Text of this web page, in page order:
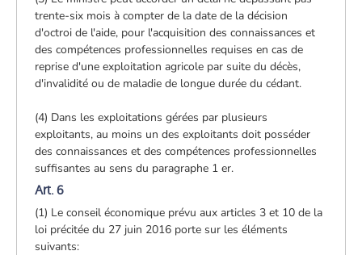
trente-six mois à compter de la date de la décision
d'octroi de l'aide, pour l'acquisition des connaissances et
des compétences professionnelles requises en cas de
reprise d'une exploitation agricole par suite du décès,
d'invalidité ou de maladie de longue durée du cédant.
(4) Dans les exploitations gérées par plusieurs
exploitants, au moins un des exploitants doit posséder
des connaissances et des compétences professionnelles
suffisantes au sens du paragraphe 1 er.
Art. 6
(1) Le conseil économique prévu aux articles 3 et 10 de la
loi précitée du 27 juin 2016 porte sur les éléments
suivants: